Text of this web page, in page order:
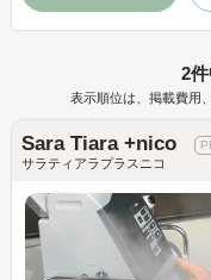
2
表示順位は、掲載費用
Sara Tiara +nico
サラティアラプラスニコ